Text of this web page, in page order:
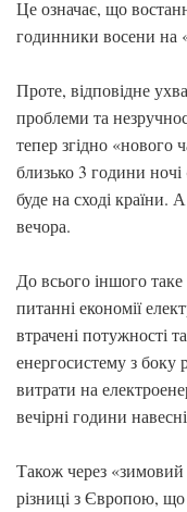
Це означає, що
годинники восени на
Проте, відповідне
проблеми та
тепер згідно «нового
близько 3 години
буде на сході країни.
вечора.
До всього іншого таке
питанні економії
втрачені потужності
енергосистему з боку
витрати на
вечірні години
Також через «зимовий
різниці з Європою,